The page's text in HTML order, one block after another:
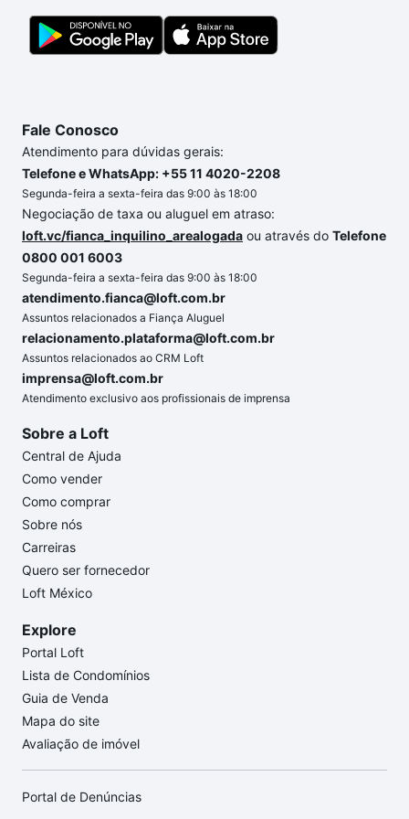
gente para comprar o imóvel dos seus sonhos com
segurança e conforto. Loft, com você até as
Fale Conosco
Atendimento para dúvidas gerais:
Telefone e WhatsApp: +55 11 4020-2208
Segunda-feira a sexta-feira das 9:00 às 18:00
Negociação de taxa ou aluguel em atraso:
loft.vc/fianca_inquilino_arealogada ou através do Telefone
0800 001 6003
Segunda-feira a sexta-feira das 9:00 às 18:00
atendimento.fianca@loft.com.br
Assuntos relacionados a Fiança Aluguel
relacionamento.plataforma@loft.com.br
Assuntos relacionados ao CRM Loft
imprensa@loft.com.br
Atendimento exclusivo aos profissionais de imprensa
Sobre a Loft
Central de Ajuda
Como vender
Como comprar
Sobre nós
Carreiras
Quero ser fornecedor
Loft México
Explore
Portal Loft
Lista de Condomínios
Guia de Venda
Mapa do site
Avaliação de imóvel
Portal de Denúncias